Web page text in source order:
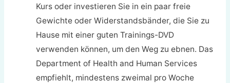
Kurs oder investieren Sie in ein paar freie
Gewichte oder Widerstandsbänder, die Sie zu
Hause mit einer guten Trainings-DVD
verwenden können, um den Weg zu ebnen. Das
Department of Health and Human Services
empfiehlt, mindestens zweimal pro Woche